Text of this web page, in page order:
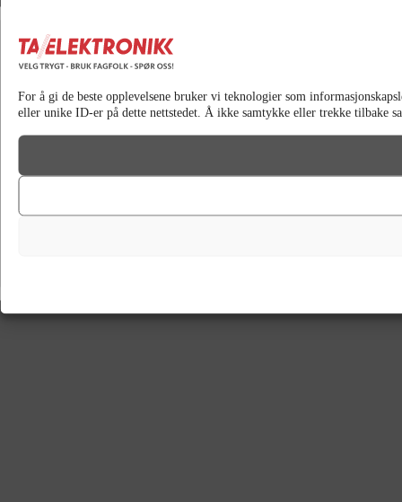
For å gi de beste opplevelsene bruker vi teknologier som
eller unike ID-er på dette nettstedet. Å ikke samtykke eller trekke tilbake